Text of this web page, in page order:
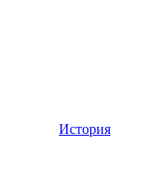
История